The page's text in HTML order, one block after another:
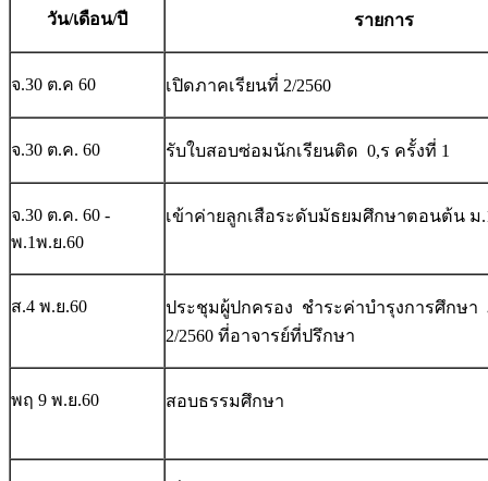
วัน/เดือน/ปี รายการ
จ.30 ต.ค 60 เปิดภาคเรียนที่ 2/2560
จ.30 ต.ค. 60 รับใบสอบซ่อมนักเรียนติด 0,ร ครั้งที่ 1
จ.30 ต.ค. 60 -
พ.1พ.ย.60
เข้าค่ายลูกเสือระดับมัธยมศึกษาตอนต้น ม
ส.4 พ.ย.60
ประชุมผู้ปกครอง ชำระค่าบำรุงการศึกษา
2/2560 ที่อาจารย์ที่ปรึกษา
พฤ 9 พ.ย.60 สอบธรรมศึกษา